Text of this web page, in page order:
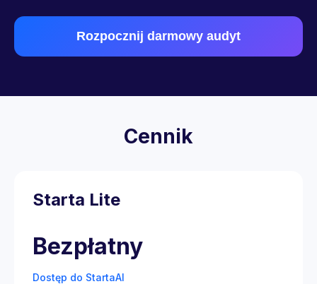
Rozpocznij darmowy audyt
Cennik
Starta Lite
Bezpłatny
Dostęp do StartaAI